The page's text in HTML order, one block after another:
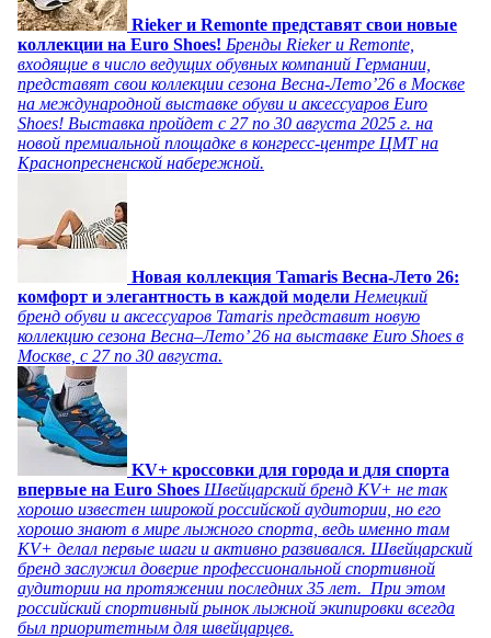
Rieker и Remonte представят свои новые
коллекции на Euro Shoes! Бренды Rieker и Remonte,
входящие в число ведущих обувных компаний Германии,
представят свои коллекции сезона Весна-Лето’26 в Москве
на международной выставке обуви и аксессуаров Euro
Shoes! Выставка пройдет c 27 по 30 августа 2025 г. на
новой премиальной площадке в конгресс-центре ЦМТ на
Краснопресненской набережной.
Новая коллекция Tamaris Весна-Лето 26:
комфорт и элегантность в каждой модели Немецкий
бренд обуви и аксессуаров Tamaris представит новую
коллекцию сезона Весна–Лето’ 26 на выставке Euro Shoes в
Москве, с 27 по 30 августа.
KV+ кроссовки для города и для спорта
впервые на Euro Shoes Швейцарский бренд KV+ не так
хорошо известен широкой российской аудитории, но его
хорошо знают в мире лыжного спорта, ведь именно там
KV+ делал первые шаги и активно развивался. Швейцарский
бренд заслужил доверие профессиональной спортивной
аудитории на протяжении последних 35 лет. При этом
российский спортивный рынок лыжной экипировки всегда
был приоритетным для швейцарцев.